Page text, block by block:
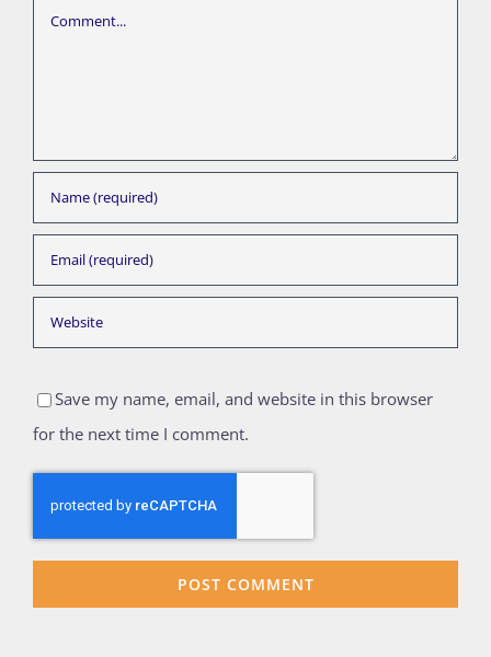
Comment
Save my name, email, and website in this browser
for the next time I comment.